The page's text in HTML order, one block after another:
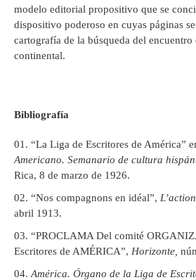
modelo editorial propositivo que se
dispositivo poderoso en cuyas páginas
cartografía de la búsqueda del
continental.
Bibliografía
“La Liga de Escritores de América”
Americano. Semanario de cultura
Rica, 8 de marzo de 1926.
“Nos compagnons en idéal”,
abril 1913.
“PROCLAMA Del comité
Escritores de AMÉRICA”, Horizonte,
América. Órgano de la Liga de